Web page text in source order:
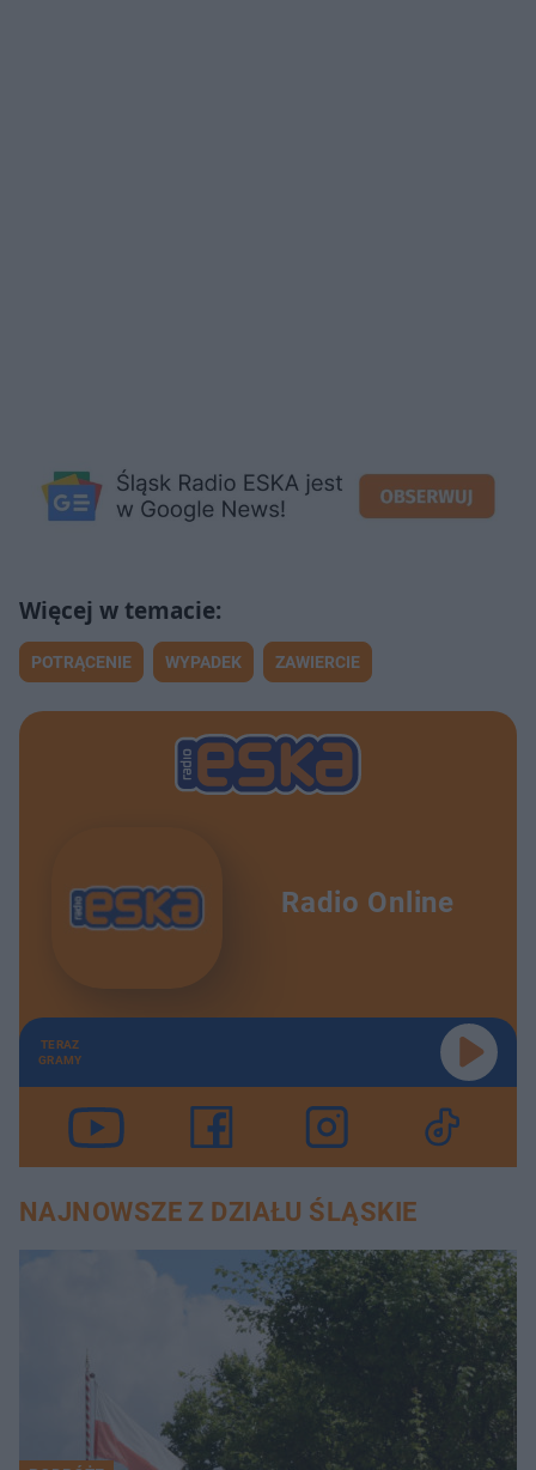
POTRĄCENIE WYPADEK ZAWIERCIE
Radio Online
TERAZ
GRAMY
NAJNOWSZE Z DZIAŁU ŚLĄSKIE